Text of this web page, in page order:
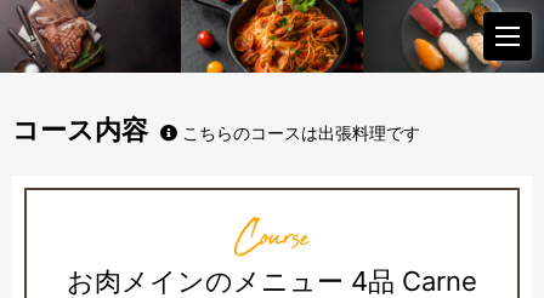
コース内容 こちらのコースは出張料理です
Course
お肉メインのメニュー 4品 Carne